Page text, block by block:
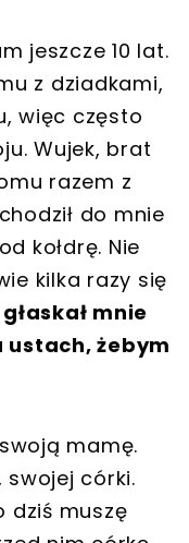
jeszcze 10 lat.
z dziadkami,
więc często
Wujek, brat
razem z
do mnie
kołdrę. Nie
kilka razy się
mnie
ustach, żebym
mamę.
swojej córki.
dziś muszę